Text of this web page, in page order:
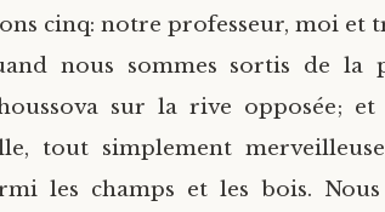
cinq: notre professeur, moi et
nous sommes sortis de la
sur la rive opposée;
tout simplement
les champs et les bois. Nous